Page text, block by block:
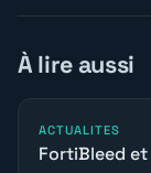
À lire aussi
ACTUALITES
FortiBleed